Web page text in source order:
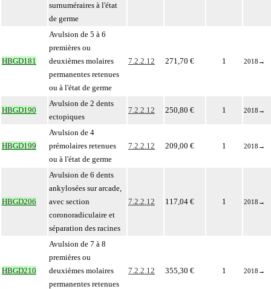
surnuméraires à l'état
de germe
HBGD181
Avulsion de 5 à 6
premières ou
deuxièmes molaires
permanentes retenues
ou à l'état de germe
7.2.2.12 271,70 € 1 2018 →
HBGD190
Avulsion de 2 dents
ectopiques
7.2.2.12 250,80 € 1 2018 →
HBGD199
Avulsion de 4
prémolaires retenues
ou à l'état de germe
7.2.2.12 209,00 € 1 2018 →
HBGD206
Avulsion de 6 dents
ankylosées sur arcade,
avec section
coronoradiculaire et
séparation des racines
7.2.2.12 117,04 € 1 2018 →
HBGD210
Avulsion de 7 à 8
premières ou
deuxièmes molaires
permanentes retenues
7.2.2.12 355,30 € 1 2018 →